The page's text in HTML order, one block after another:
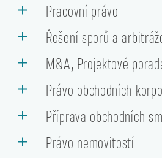
Pracovní právo
Řešení sporů a
M&A, Projektové
Právo obchodních
Příprava obchodních
Právo nemovitostí